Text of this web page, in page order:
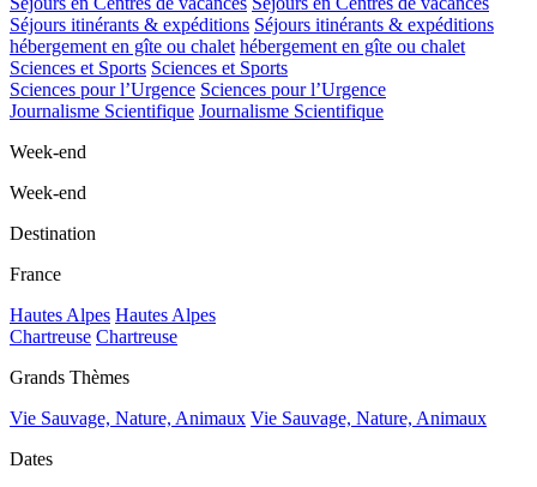
Séjours itinérants & expéditions Séjours itinérants & expéditions
hébergement en gîte ou chalet hébergement en gîte ou chalet
Sciences et Sports Sciences et Sports
Sciences pour l’Urgence Sciences pour l’Urgence
Journalisme Scientifique Journalisme Scientifique
Week-end
Week-end
Destination
France
Hautes Alpes Hautes Alpes
Chartreuse Chartreuse
Grands Thèmes
Vie Sauvage, Nature, Animaux Vie Sauvage, Nature, Animaux
Dates